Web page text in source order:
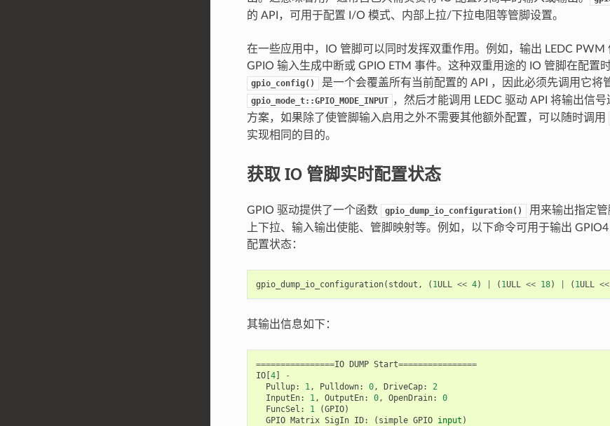
的 API，可用于配置 I/O 模式、内部上拉/下拉电阻等管脚设置。
在一些应用中，IO 管脚可以同时发挥双重作用。例如，输出 LEDC PWM
GPIO 输入生成中断或 GPIO ETM 事件。这种双重用途的 IO 管脚在配置
gpio_config() 是一个会覆盖所有当前配置的 API ，因此必须先调用它将
gpio_mode_t::GPIO_MODE_INPUT ，然后才能调用 LEDC 驱动 API 将输出信
方案，如果除了使管脚输入启用之外不需要其他额外配置，可以随时调用
实现相同的目的。
获取 IO 管脚实时配置状态
GPIO 驱动提供了一个函数 gpio_dump_io_configuration()
用来输出指定
上下拉、输入输出使能、管脚映射等。例如，以下命令可用于输出
配置状态：
gpio_dump_io_configuration( stdout , ( 1ULL << 4) ( 1ULL << 18) ( 1ULL <<
其输出信息如下：
================IO DUMP Start================
IO[4]
-
Pullup: 1, Pulldown: 0, DriveCap:
2
InputEn: 1, OutputEn: 0, OpenDrain:
0
FuncSel : 1 (GPIO)
GPIO Matrix SigIn ID: ( simple GPIO input )